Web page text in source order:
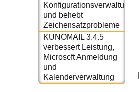
Konfigurationsverwaltung
und behebt
Zeichensatzprobleme
KUNOMAIL 3.4.5
verbessert Leistung,
Microsoft Anmeldung
und
Kalenderverwaltung